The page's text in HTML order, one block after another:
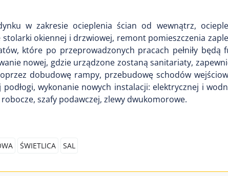
w zakresie ocieplenia ścian od wewnątrz,
okiennej i drzwiowej, remont pomieszczenia
które po przeprowadzonych pracach pełniły będą
nowej, gdzie urządzone zostaną sanitariaty,
dobudowę rampy, przebudowę schodów
wykonanie nowych instalacji: elektrycznej i
szafy podawczej, zlewy dwukomorowe.
ŚWIETLICA SAL